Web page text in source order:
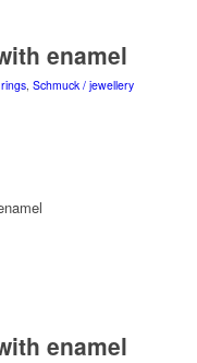
enamel
, Schmuck / jewellery
enamel